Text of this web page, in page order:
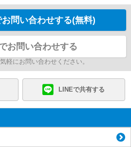
問い合わせする(無料)
お問い合わせする
軽にお問い合わせください。
LINEで共有する